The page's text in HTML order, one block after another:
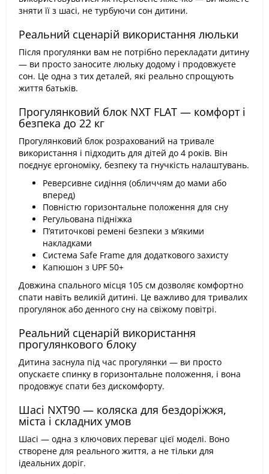
зняти її з шасі, не турбуючи сон дитини.
Реальний сценарій використання люльки
Після прогулянки вам не потрібно перекладати дитину
— ви просто заносите люльку додому і продовжуєте
сон. Це одна з тих деталей, які реально спрощують
життя батьків.
Прогулянковий блок NXT FLAT — комфорт і
безпека до 22 кг
Прогулянковий блок розрахований на тривале
використання і підходить для дітей до 4 років. Він
поєднує ергономіку, безпеку та гнучкість налаштувань.
Реверсивне сидіння (обличчям до мами або
вперед)
Повністю горизонтальне положення для сну
Регульована підніжка
П’ятиточкові ремені безпеки з м’якими
накладками
Система Safe Frame для додаткового захисту
Капюшон з UPF 50+
Довжина спального місця 105 см дозволяє комфортно
спати навіть великій дитині. Це важливо для тривалих
прогулянок або денного сну на свіжому повітрі.
Реальний сценарій використання
прогулянкового блоку
Дитина заснула під час прогулянки — ви просто
опускаєте спинку в горизонтальне положення, і вона
продовжує спати без дискомфорту.
Шасі NXT90 — коляска для бездоріжжя,
міста і складних умов
Шасі — одна з ключових переваг цієї моделі. Воно
створене для реального життя, а не тільки для
ідеальних доріг.